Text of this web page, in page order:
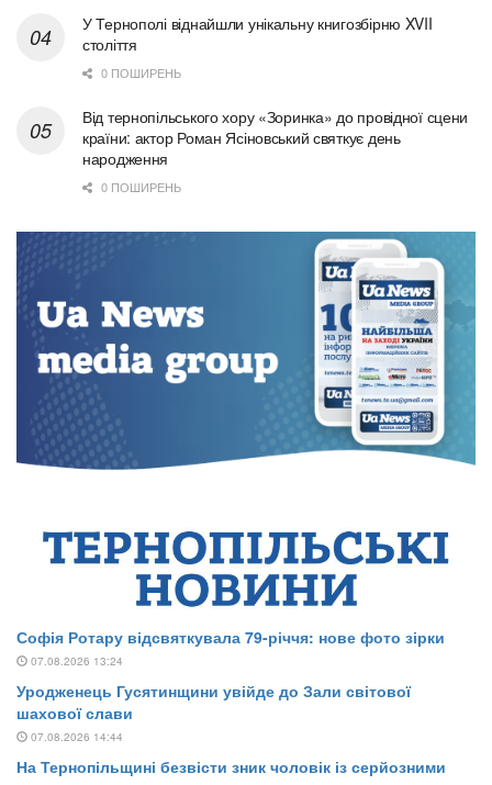
У Тернополі віднайшли унікальну книгозбірню XVII
століття
0 ПОШИРЕНЬ
Від тернопільського хору «Зоринка» до провідної сцени
країни: актор Роман Ясіновський святкує день
народження
0 ПОШИРЕНЬ